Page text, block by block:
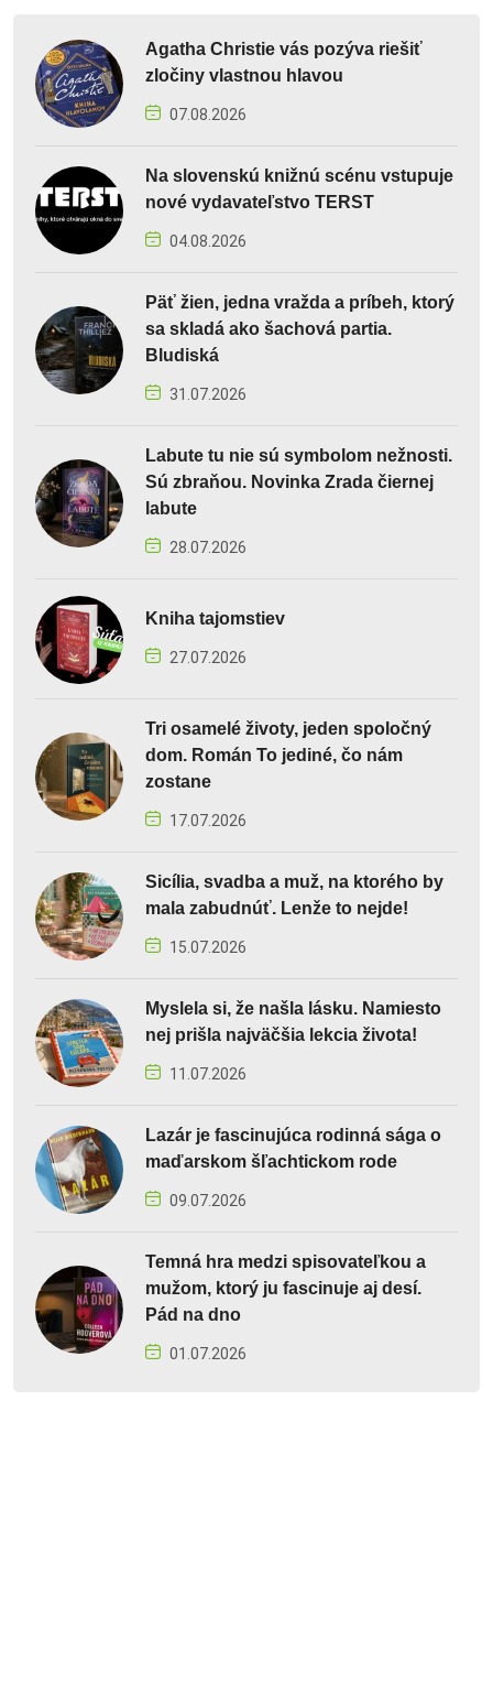
Agatha Christie vás pozýva riešiť
zločiny vlastnou hlavou
07.08.2026
Na slovenskú knižnú scénu vstupuje
nové vydavateľstvo TERST
04.08.2026
Päť žien, jedna vražda a príbeh, ktorý
sa skladá ako šachová partia.
Bludiská
31.07.2026
Labute tu nie sú symbolom nežnosti.
Sú zbraňou. Novinka Zrada čiernej
labute
28.07.2026
Kniha tajomstiev
27.07.2026
Tri osamelé životy, jeden spoločný
dom. Román To jediné, čo nám
zostane
17.07.2026
Sicília, svadba a muž, na ktorého by
mala zabudnúť. Lenže to nejde!
15.07.2026
Myslela si, že našla lásku. Namiesto
nej prišla najväčšia lekcia života!
11.07.2026
Lazár je fascinujúca rodinná sága o
maďarskom šľachtickom rode
09.07.2026
Temná hra medzi spisovateľkou a
mužom, ktorý ju fascinuje aj desí.
Pád na dno
01.07.2026